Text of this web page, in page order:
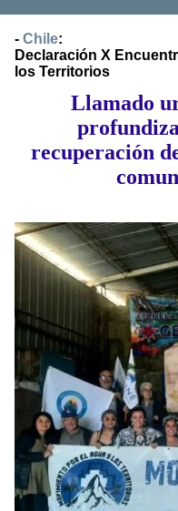
- Chile:
Declaración X
los Territorios
Llamado
recuperación